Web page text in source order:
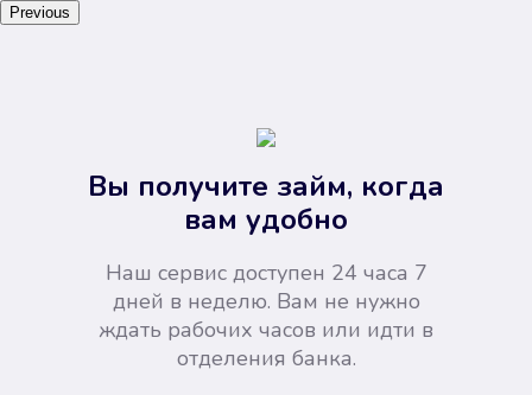
Previous
Вы получите займ, когда
вам удобно
Наш сервис доступен 24 часа 7
дней в неделю. Вам не нужно
ждать рабочих часов или идти в
отделения банка.